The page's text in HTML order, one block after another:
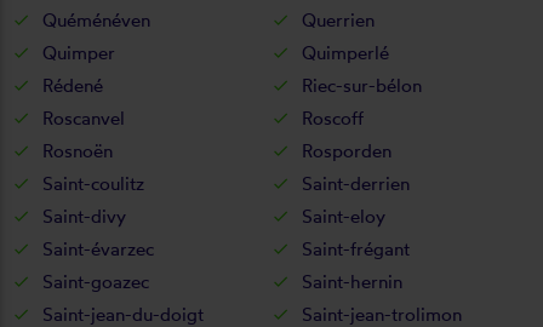
Quéménéven
Querrien
Quimper
Quimperlé
Rédené
Riec-sur-bélon
Roscanvel
Roscoff
Rosnoën
Rosporden
Saint-coulitz
Saint-derrien
Saint-divy
Saint-eloy
Saint-évarzec
Saint-frégant
Saint-goazec
Saint-hernin
Saint-jean-du-doigt
Saint-jean-trolimon